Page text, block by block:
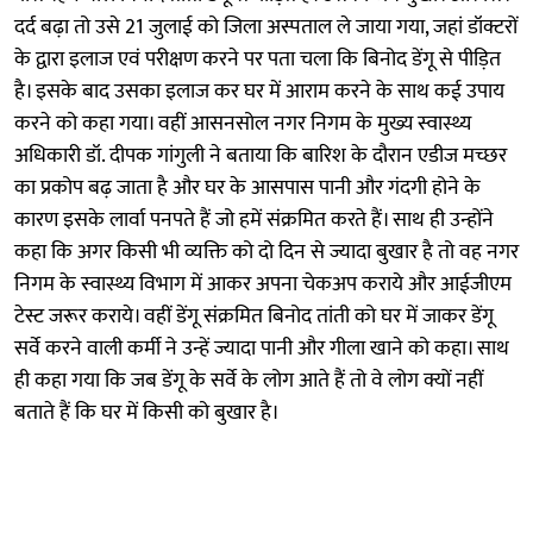
दर्द बढ़ा तो उसे 21 जुलाई को जिला अस्पताल ले जाया गया, जहां डॉक्टरों
के द्वारा इलाज एवं परीक्षण करने पर पता चला कि बिनोद डेंगू से पीड़ित
है। इसके बाद उसका इलाज कर घर में आराम करने के साथ कई उपाय
करने को कहा गया। वहीं आसनसोल नगर निगम के मुख्य स्वास्थ्य
अधिकारी डॉ. दीपक गांगुली ने बताया कि बारिश के दौरान एडीज मच्छर
का प्रकोप बढ़ जाता है और घर के आसपास पानी और गंदगी होने के
कारण इसके लार्वा पनपते हैं जो हमें संक्रमित करते हैं। साथ ही उन्होंने
कहा कि अगर किसी भी व्यक्ति को दो दिन से ज्यादा बुखार है तो वह नगर
निगम के स्वास्थ्य विभाग में आकर अपना चेकअप कराये और आईजीएम
टेस्ट जरूर कराये। वहीं डेंगू संक्रमित बिनोद तांती को घर में जाकर डेंगू
सर्वे करने वाली कर्मी ने उन्हें ज्यादा पानी और गीला खाने को कहा। साथ
ही कहा गया कि जब डेंगू के सर्वे के लोग आते हैं तो वे लोग क्यों नहीं
बताते हैं कि घर में किसी को बुखार है।